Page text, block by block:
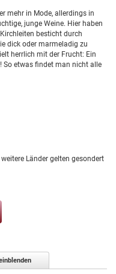
mehr in Mode, allerdings in
junge Weine. Hier haben
besticht durch
dick oder marmeladig zu
herrlich mit der Frucht: Ein
So etwas findet man nicht alle
Länder gelten gesondert